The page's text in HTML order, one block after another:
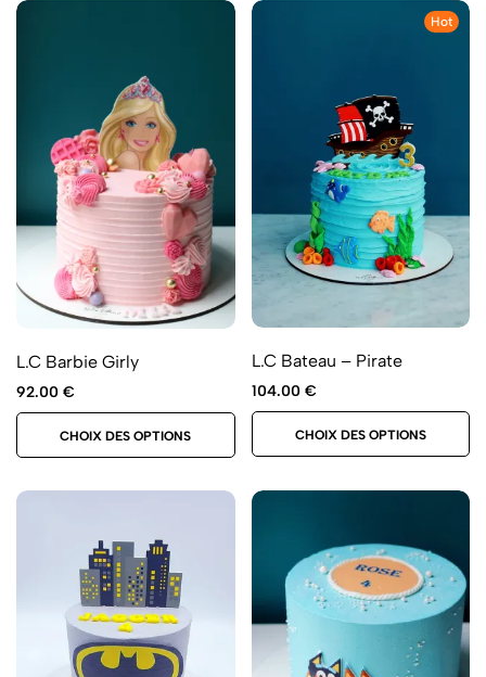
L.C Barbie Girly
92.00 €
CHOIX DES OPTIONS
Hot
L.C Bateau – Pirate
104.00 €
CHOIX DES OPTIONS